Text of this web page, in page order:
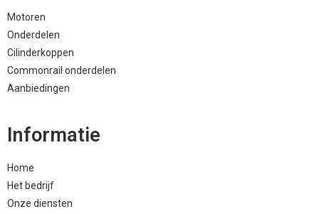
Motoren
Onderdelen
Cilinderkoppen
Commonrail onderdelen
Aanbiedingen
Informatie
Home
Het bedrijf
Onze diensten